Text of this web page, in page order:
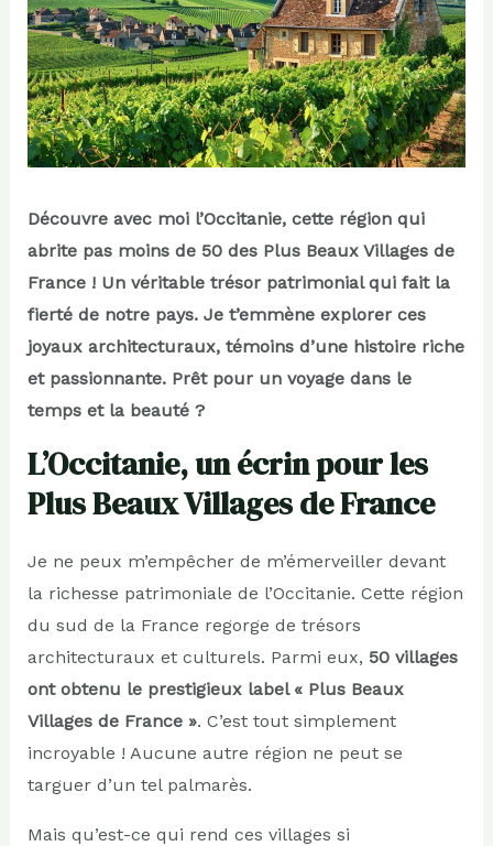
Découvre avec moi l’Occitanie, cette région qui
abrite pas moins de 50 des Plus Beaux Villages de
France ! Un véritable trésor patrimonial qui fait la
fierté de notre pays. Je t’emmène explorer ces
joyaux architecturaux, témoins d’une histoire riche
et passionnante. Prêt pour un voyage dans le
temps et la beauté ?
L’Occitanie, un écrin pour les
Plus Beaux Villages de France
Je ne peux m’empêcher de m’émerveiller devant
la richesse patrimoniale de l’Occitanie. Cette région
du sud de la France regorge de trésors
architecturaux et culturels. Parmi eux, 50 villages
ont obtenu le prestigieux label « Plus Beaux
Villages de France ». C’est tout simplement
incroyable ! Aucune autre région ne peut se
targuer d’un tel palmarès.
Mais qu’est-ce qui rend ces villages si